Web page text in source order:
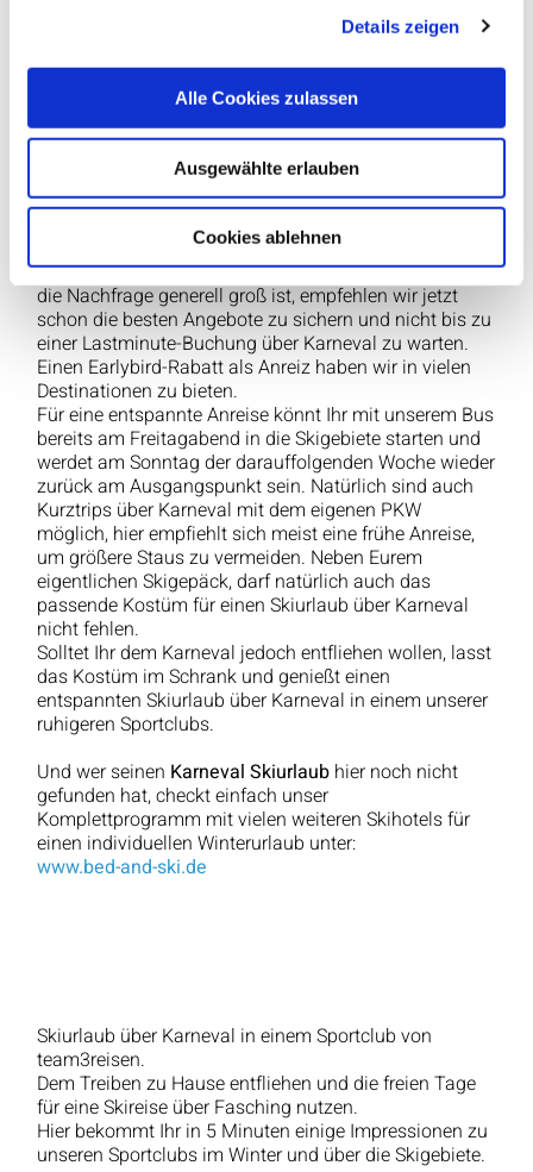
Details zeigen
Alle Cookies zulassen
Ausgewählte erlauben
Cookies ablehnen
Partystimmung sucht, der wird bei einem Skiurlaub in
Gleichgesinnte stoßen und eine unvergessliche
Karnevalswoche erleben.
Was gilt es bei einem Skiurlaub über Karneval &
Fasching zu beachten?
Ein Skiurlaub über Karneval & Fasching wird auch in
2022 bei vielen Skifahrern, Snowboardern und allen
anderen Wintersportlern wieder sehr beliebt sein. Da
die Nachfrage generell groß ist, empfehlen wir jetzt
schon die besten Angebote zu sichern und nicht bis zu
einer Lastminute-Buchung über Karneval zu warten.
Einen Earlybird-Rabatt als Anreiz haben wir in vielen
Destinationen zu bieten.
Für eine entspannte Anreise könnt Ihr mit unserem Bus
bereits am Freitagabend in die Skigebiete starten und
werdet am Sonntag der darauffolgenden Woche wieder
zurück am Ausgangspunkt sein. Natürlich sind auch
Kurztrips über Karneval mit dem eigenen PKW
möglich, hier empfiehlt sich meist eine frühe Anreise,
um größere Staus zu vermeiden. Neben Eurem
eigentlichen Skigepäck, darf natürlich auch das
passende Kostüm für einen Skiurlaub über Karneval
nicht fehlen.
Solltet Ihr dem Karneval jedoch entfliehen wollen, lasst
das Kostüm im Schrank und genießt einen
entspannten Skiurlaub über Karneval in einem unserer
ruhigeren Sportclubs.
Und wer seinen Karneval Skiurlaub hier noch nicht
gefunden hat, checkt einfach unser
Komplettprogramm mit vielen weiteren Skihotels für
einen individuellen Winterurlaub unter:
www.bed-and-ski.de
Skiurlaub über Karneval in einem Sportclub von
team3reisen.
Dem Treiben zu Hause entfliehen und die freien Tage
für eine Skireise über Fasching nutzen.
Hier bekommt Ihr in 5 Minuten einige Impressionen zu
unseren Sportclubs im Winter und über die Skigebiete.